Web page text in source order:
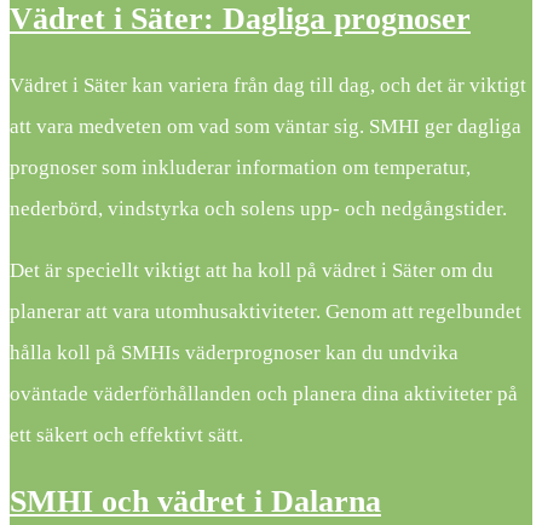
Vädret i Säter: Dagliga prognoser
Vädret i Säter kan variera från dag till dag, och det är viktigt
att vara medveten om vad som väntar sig. SMHI ger dagliga
prognoser som inkluderar information om temperatur,
nederbörd, vindstyrka och solens upp- och nedgångstider.
Det är speciellt viktigt att ha koll på vädret i Säter om du
planerar att vara utomhusaktiviteter. Genom att regelbundet
hålla koll på SMHIs väderprognoser kan du undvika
oväntade väderförhållanden och planera dina aktiviteter på
ett säkert och effektivt sätt.
SMHI och vädret i Dalarna